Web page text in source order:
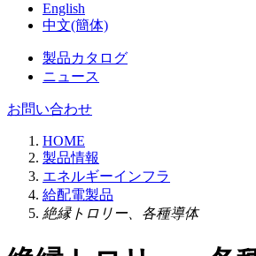
English
中文(簡体)
製品カタログ
ニュース
お問い合わせ
HOME
製品情報
エネルギーインフラ
給配電製品
絶縁トロリー、各種導体